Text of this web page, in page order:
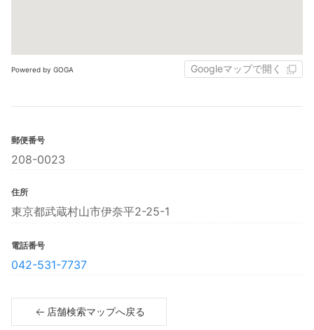
Powered by GOGA Googleマップで開く
郵便番号
208-0023
住所
東京都武蔵村山市伊奈平2-25-1
電話番号
042-531-7737
店舗検索マップへ戻る